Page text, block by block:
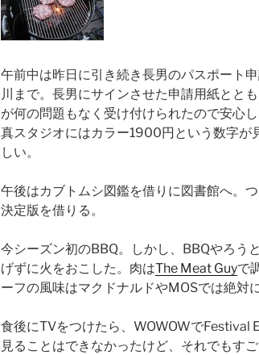
午前中は昨日に引き続き長男のパスポート
川まで。長男にサインさせた申請用紙とと
が何の問題もなく受け付けられたので安心
真スタジオにはカラー1900円という数字が
しい。
午後はカブトムシ図鑑を借りに図書館へ。
決定版を借りる。
今シーズン初のBBQ。しかし、BBQやろう
げずに火をおこした。肉はThe Meat Guyで
ーフの風味はマクドナルドやMOSでは絶対
食後にTVをつけたら、WOWOWでFestival
見ることはできなかったけど、それでもす